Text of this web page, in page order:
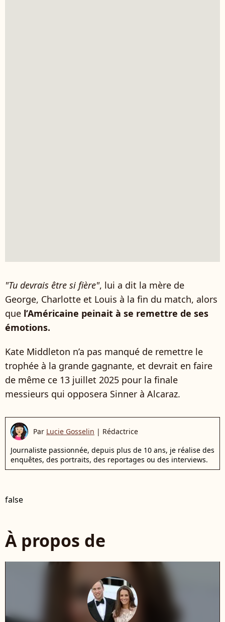
"Tu devrais être si fière", lui a dit la mère de
George, Charlotte et Louis à la fin du match, alors
que l’Américaine peinait à se remettre de ses
émotions.
Kate Middleton n’a pas manqué de remettre le
trophée à la grande gagnante, et devrait en faire
de même ce 13 juillet 2025 pour la finale
messieurs qui opposera Sinner à Alcaraz.
Par Lucie Gosselin | Rédactrice
Journaliste passionnée, depuis plus de 10 ans, je réalise des
enquêtes, des portraits, des reportages ou des interviews.
false
À propos de